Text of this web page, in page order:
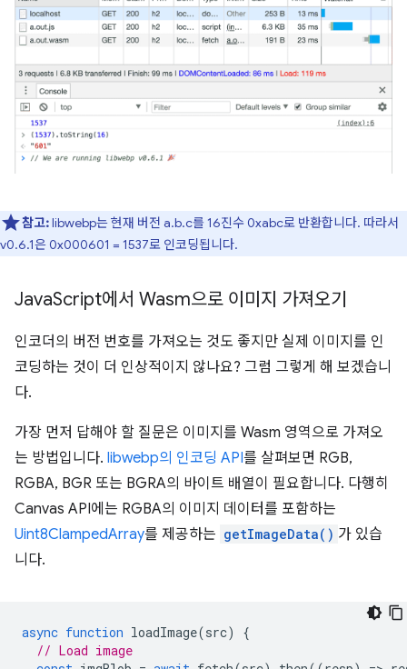
참고:libwebp는 현재 버전 a.b.c를 16진수 0xabc로 반환합니다. 따라서
v0.6.1은 0x000601 = 1537로 인코딩됩니다.
JavaScript에서 Wasm으로 이미지 가져오기
인코더의 버전 번호를 가져오는 것도 좋지만 실제 이미지를 인
코딩하는 것이 더 인상적이지 않나요? 그럼 그렇게 해 보겠습니
다.
가장 먼저 답해야 할 질문은 이미지를 Wasm 영역으로 가져오
는 방법입니다. libwebp의 인코딩 API를 살펴보면 RGB,
RGBA, BGR 또는 BGRA의 바이트 배열이 필요합니다. 다행히
Canvas API에는 RGBA의 이미지 데이터를 포함하는
Uint8ClampedArray를 제공하는 getImageData() 가 있습
니다.
async function loadImage(src)
{
// Load image